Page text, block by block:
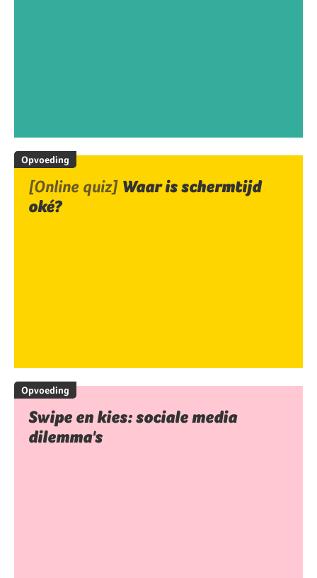
Opvoeding
[Online quiz] Waar is schermtijd
oké?
Opvoeding
Swipe en kies: sociale media
dilemma's